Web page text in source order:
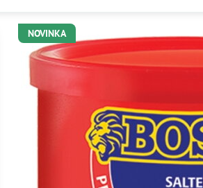
NOVINKA